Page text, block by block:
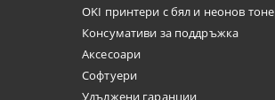
OKI принтери с бял и неонов
Консумативи за поддръжка
Аксесоари
Софтуери